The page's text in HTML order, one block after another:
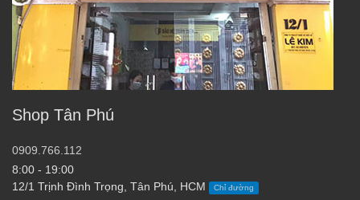
Shop Tân Phú
0909.766.112
8:00 - 19:00
12/1 Trịnh Đình Trọng, Tân Phú, HCM
Chỉ đường